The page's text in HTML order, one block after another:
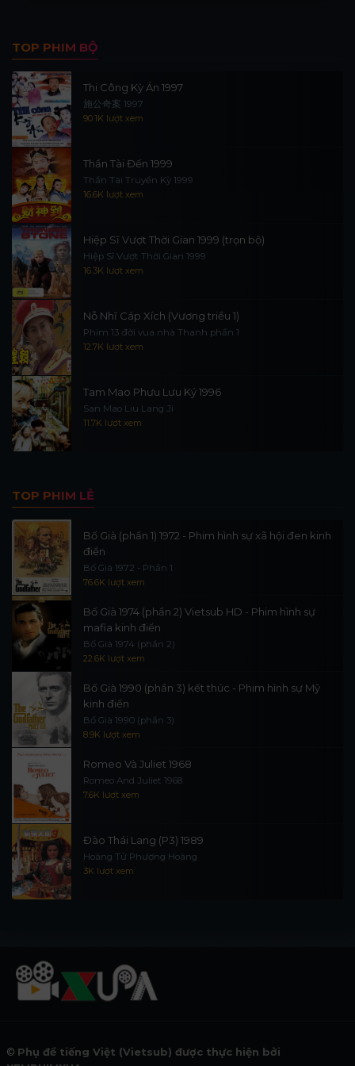
TOP PHIM BỘ
Thi Công Kỳ Án 1997
施公奇案 1997
90.1K lượt xem
Thần Tài Đến 1999
Thần Tài Truyền Kỳ 1999
16.6K lượt xem
Hiệp Sĩ Vượt Thời Gian 1999 (trọn bộ)
Hiệp Sĩ Vượt Thời Gian 1999
16.3K lượt xem
Nỗ Nhĩ Cáp Xích (Vương triều 1)
Phim 13 đời vua nhà Thanh phần 1
12.7K lượt xem
Tam Mao Phưu Lưu Ký 1996
San Mao Liu Lang Ji
11.7K lượt xem
TOP PHIM LẺ
Bố Già (phần 1) 1972 - Phim hình sự xã hội đen kinh
điển
Bố Già 1972 - Phần 1
76.6K lượt xem
Bố Già 1974 (phần 2) Vietsub HD - Phim hình sự
mafia kinh điển
Bố Già 1974 (phần 2)
22.6K lượt xem
Bố Già 1990 (phần 3) kết thúc - Phim hình sự Mỹ
kinh điển
Bố Già 1990 (phần 3)
8.9K lượt xem
Romeo Và Juliet 1968
Romeo And Juliet 1968
7.6K lượt xem
Đào Thái Lang (P3) 1989
Hoàng Tử Phượng Hoàng
3K lượt xem
© Phụ đề tiếng Việt (Vietsub) được thực hiện bởi